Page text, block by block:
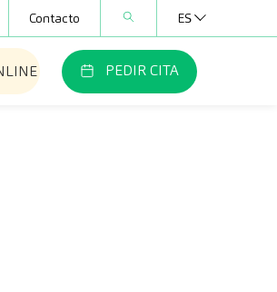
Contacto ES
PEDIR CITA